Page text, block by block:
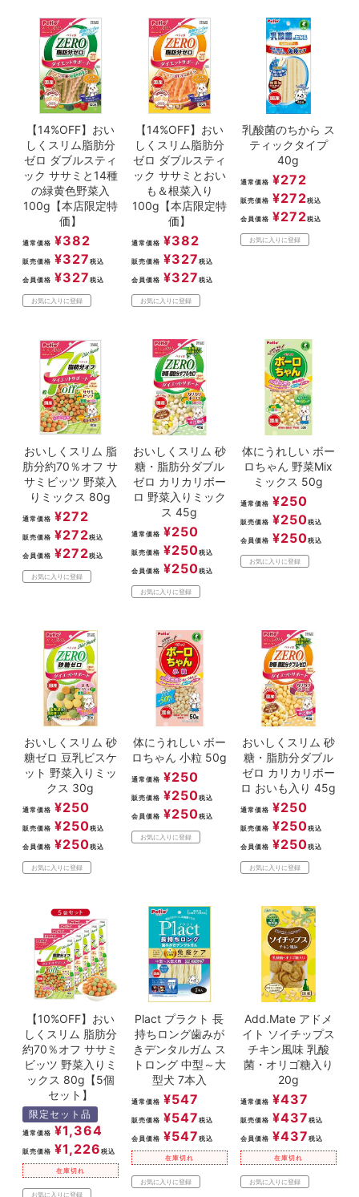
【14%OFF】おい
しくスリム脂肪分
ゼロ ダブルスティ
ック ササミと14種
の緑黄色野菜入
100g【本店限定特
価】
通常価格 ¥382
販売価格 ¥327 税込
会員価格 ¥327 税込
お気に入りに登録
【14%OFF】おい
しくスリム脂肪分
ゼロ ダブルスティ
ック ササミとおい
も＆根菜入り
100g【本店限定特
価】
通常価格 ¥382
販売価格 ¥327 税込
会員価格 ¥327 税込
お気に入りに登録
乳酸菌のちから ス
ティックタイプ
40g
通常価格 ¥272
販売価格 ¥272税込
会員価格 ¥272税込
お気に入りに登録
おいしくスリム 脂
肪分約70％オフ サ
サミビッツ 野菜入
りミックス 80g
通常価格 ¥272
販売価格 ¥272税込
会員価格 ¥272税込
お気に入りに登録
おいしくスリム 砂
糖・脂肪分ダブル
ゼロ カリカリボー
ロ 野菜入りミック
ス 45g
通常価格 ¥250
販売価格 ¥250税込
会員価格 ¥250税込
お気に入りに登録
体にうれしい ボー
ロちゃん 野菜Mix
ミックス 50g
通常価格 ¥250
販売価格 ¥250税込
会員価格 ¥250税込
お気に入りに登録
おいしくスリム 砂
糖ゼロ 豆乳ビスケ
ット 野菜入りミッ
クス 30g
通常価格 ¥250
販売価格 ¥250税込
会員価格 ¥250税込
お気に入りに登録
体にうれしい ボー
ロちゃん 小粒 50g
通常価格 ¥250
販売価格 ¥250税込
会員価格 ¥250税込
お気に入りに登録
おいしくスリム 砂
糖・脂肪分ダブル
ゼロ カリカリボー
ロ おいも入り 45g
通常価格 ¥250
販売価格 ¥250税込
会員価格 ¥250税込
お気に入りに登録
【10%OFF】おい
しくスリム 脂肪分
約70％オフ ササミ
ビッツ 野菜入りミ
ックス 80g【5個
セット】
限定セット品
通常価格 ¥1,364
販売価格 ¥1,226 税込
在庫切れ
お気に入りに登録
Plact プラクト 長
持ちロング歯みが
きデンタルガム ス
トロング 中型～大
型犬 7本入
通常価格 ¥547
販売価格 ¥547 税込
会員価格 ¥547 税込
在庫切れ
お気に入りに登録
Add.Mate アドメ
イト ソイチップス
チキン風味 乳酸
菌・オリゴ糖入り
20g
通常価格 ¥437
販売価格 ¥437 税込
会員価格 ¥437 税込
在庫切れ
お気に入りに登録